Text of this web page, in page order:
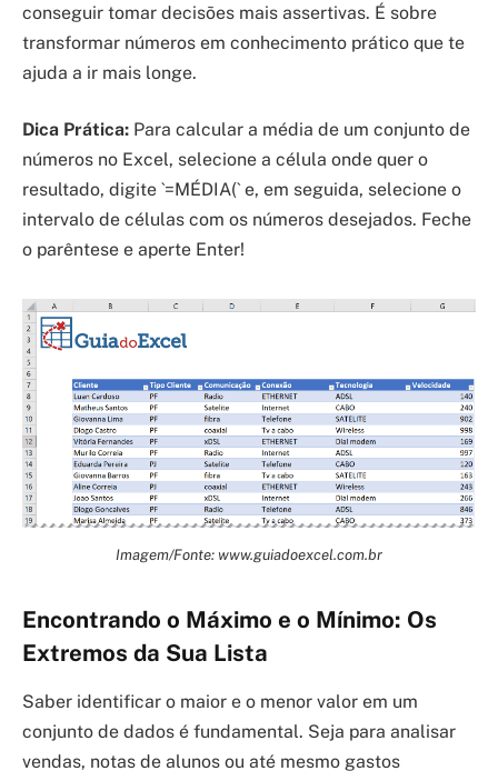
conseguir tomar decisões mais assertivas. É sobre
transformar números em conhecimento prático que te
ajuda a ir mais longe.
Dica Prática: Para calcular a média de um conjunto de
números no Excel, selecione a célula onde quer o
resultado, digite `=MÉDIA(` e, em seguida, selecione o
intervalo de células com os números desejados. Feche
o parêntese e aperte Enter!
Imagem/Fonte: www.guiadoexcel.com.br
Encontrando o Máximo e o Mínimo: Os
Extremos da Sua Lista
Saber identificar o maior e o menor valor em um
conjunto de dados é fundamental. Seja para analisar
vendas, notas de alunos ou até mesmo gastos